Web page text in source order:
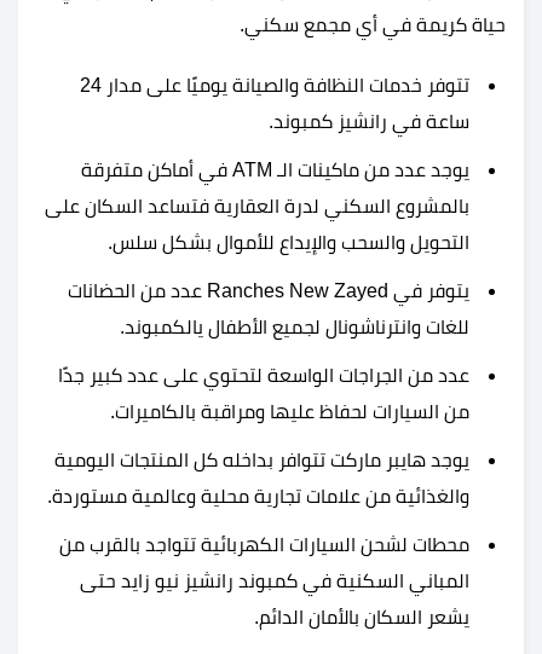
حياة كريمة في أي مجمع سكني.
تتوفر خدمات النظافة والصيانة يوميًا على مدار 24
ساعة في رانشيز كمبوند.
يوجد عدد من ماكينات الـ ATM في أماكن متفرقة
بالمشروع السكني لدرة العقارية فتساعد السكان على
التحويل والسحب والإيداع للأموال بشكل سلس.
يتوفر في Ranches New Zayed عدد من الحضانات
للغات وانترناشونال لجميع الأطفال يالكمبوند.
عدد من الجراجات الواسعة لتحتوي على عدد كبير جدًا
من السيارات لحفاظ عليها ومراقبة بالكاميرات.
يوجد هايبر ماركت تتوافر بداخله كل المنتجات اليومية
والغذائية من علامات تجارية محلية وعالمية مستوردة.
محطات لشحن السيارات الكهربائية تتواجد بالقرب من
المباني السكنية في كمبوند رانشيز نيو زايد حتى
يشعر السكان بالأمان الدائم.